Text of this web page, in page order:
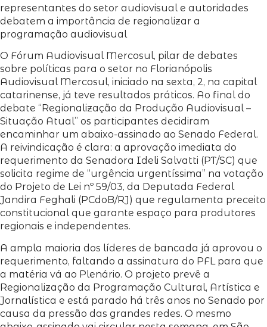
representantes do setor audiovisual e autoridades
debatem a importância de regionalizar a
programação audiovisual
O Fórum Audiovisual Mercosul, pilar de debates
sobre políticas para o setor no Florianópolis
Audiovisual Mercosul, iniciado na sexta, 2, na capital
catarinense, já teve resultados práticos. Ao final do
debate “Regionalização da Produção Audiovisual –
Situação Atual” os participantes decidiram
encaminhar um abaixo-assinado ao Senado Federal.
A reivindicação é clara: a aprovação imediata do
requerimento da Senadora Ideli Salvatti (PT/SC) que
solicita regime de “urgência urgentíssima” na votação
do Projeto de Lei nº 59/03, da Deputada Federal
Jandira Feghali (PCdoB/RJ) que regulamenta preceito
constitucional que garante espaço para produtores
regionais e independentes.
A ampla maioria dos líderes de bancada já aprovou o
requerimento, faltando a assinatura do PFL para que
a matéria vá ao Plenário. O projeto prevê a
Regionalização da Programação Cultural, Artística e
Jornalística e está parado há três anos no Senado por
causa da pressão das grandes redes. O mesmo